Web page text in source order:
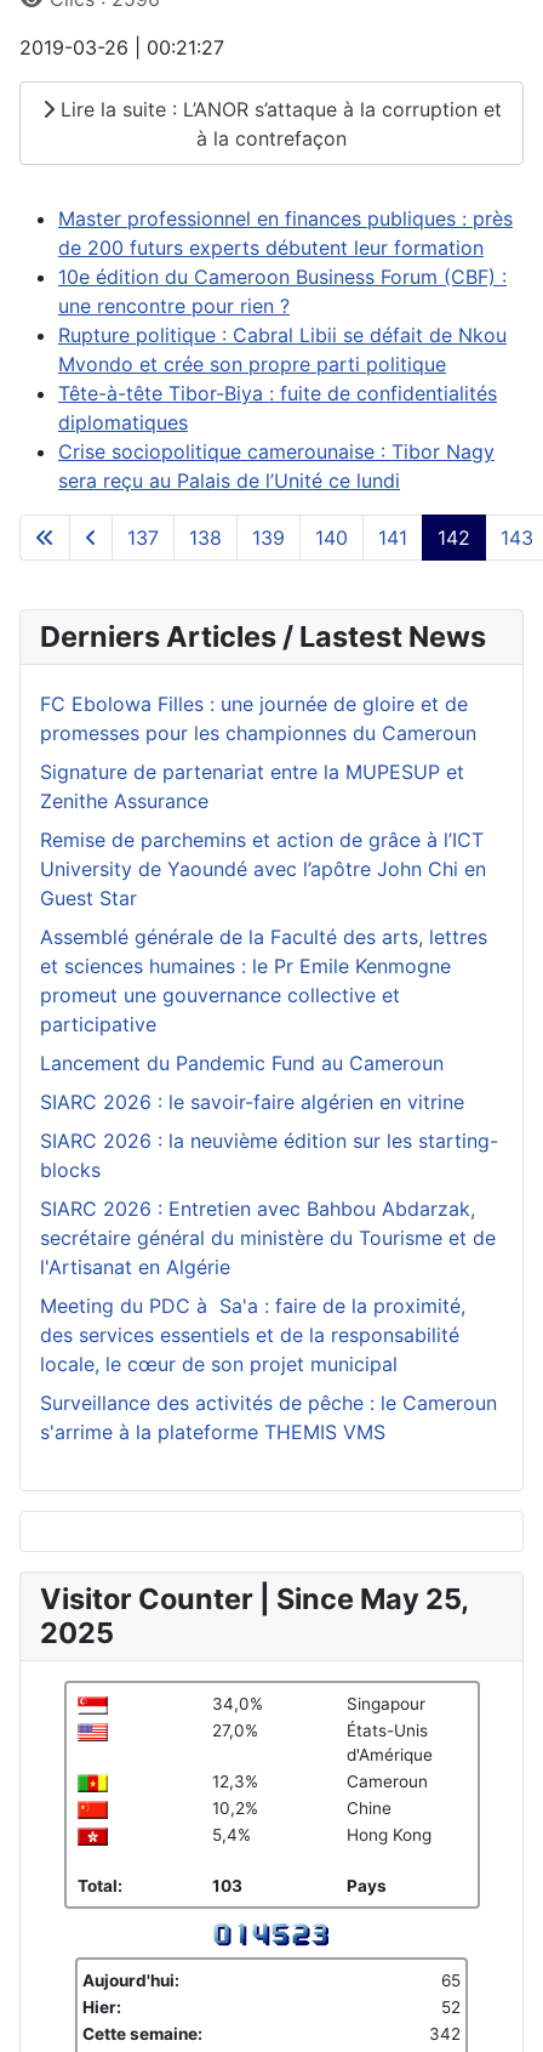
2019-03-26 | 00:21:27
Lire la suite : L’ANOR s’attaque à la corruption et
à la contrefaçon
Master professionnel en finances publiques : près
de 200 futurs experts débutent leur formation
10e édition du Cameroon Business Forum (CBF) :
une rencontre pour rien ?
Rupture politique : Cabral Libii se défait de Nkou
Mvondo et crée son propre parti politique
Tête-à-tête Tibor-Biya : fuite de confidentialités
diplomatiques
Crise sociopolitique camerounaise : Tibor Nagy
sera reçu au Palais de l’Unité ce lundi
Page 142 sur 155
137 138 139 140 141 142 143
Derniers Articles / Lastest News
FC Ebolowa Filles : une journée de gloire et de
promesses pour les championnes du Cameroun
Signature de partenariat entre la MUPESUP et
Zenithe Assurance
Remise de parchemins et action de grâce à l’ICT
University de Yaoundé avec l’apôtre John Chi en
Guest Star
Assemblé générale de la Faculté des arts, lettres
et sciences humaines : le Pr Emile Kenmogne
promeut une gouvernance collective et
participative
Lancement du Pandemic Fund au Cameroun
SIARC 2026 : le savoir-faire algérien en vitrine
SIARC 2026 : la neuvième édition sur les starting-
blocks
SIARC 2026 : Entretien avec Bahbou Abdarzak,
secrétaire général du ministère du Tourisme et de
l'Artisanat en Algérie
Meeting du PDC à Sa'a : faire de la proximité,
des services essentiels et de la responsabilité
locale, le cœur de son projet municipal
Surveillance des activités de pêche : le Cameroun
s'arrime à la plateforme THEMIS VMS
Visitor Counter | Since May 25,
2025
34,0%
Singapour
27,0%
États-Unis
d'Amérique
12,3%
Cameroun
10,2%
Chine
5,4%
Hong Kong
Total: 103 Pays
Aujourd'hui:
65
Hier:
52
Cette semaine:
342